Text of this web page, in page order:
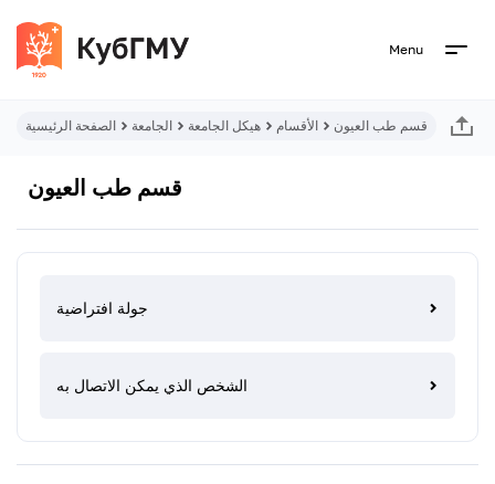
Menu
الصفحة الرئيسية الجامعة هيكل الجامعة الأقسام قسم طب العيون
قسم طب العيون
جولة افتراضية
الشخص الذي يمكن الاتصال به